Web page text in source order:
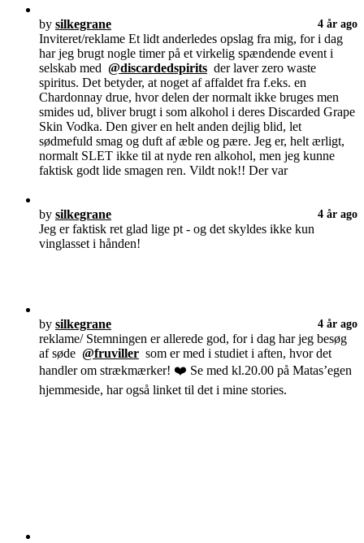
by silkegrane 4 år ago
Inviteret/reklame Et lidt anderledes opslag fra mig, for i dag
har jeg brugt nogle timer på et virkelig spændende event i
selskab med @discardedspirits der laver zero waste
spiritus. Det betyder, at noget af affaldet fra f.eks. en
Chardonnay drue, hvor delen der normalt ikke bruges men
smides ud, bliver brugt i som alkohol i deres Discarded Grape
Skin Vodka. Den giver en helt anden dejlig blid, let
sødmefuld smag og duft af æble og pære. Jeg er, helt ærligt,
normalt SLET ikke til at nyde ren alkohol, men jeg kunne
faktisk godt lide smagen ren. Vildt nok!! Der var
by silkegrane 4 år ago
Jeg er faktisk ret glad lige pt - og det skyldes ikke kun
vinglasset i hånden!
by silkegrane 4 år ago
reklame/ Stemningen er allerede god, for i dag har jeg besøg
af søde @fruviller som er med i studiet i aften, hvor det
handler om strækmærker! ❤️ Se med kl.20.00 på Matas’egen
hjemmeside, har også linket til det i mine stories.